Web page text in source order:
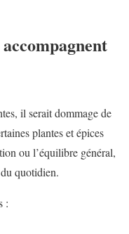
il serait dommage de
plantes et épices
ou l’équilibre général,
quotidien.
: